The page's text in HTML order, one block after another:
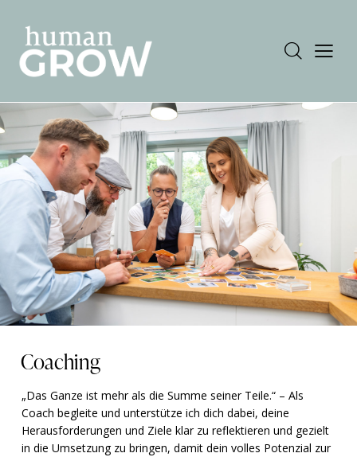
Coaching
„Das Ganze ist mehr als die Summe seiner Teile.“ – Als
Coach begleite und unterstütze ich dich dabei, deine
Herausforderungen und Ziele klar zu reflektieren und gezielt
in die Umsetzung zu bringen, damit dein volles Potenzial zur